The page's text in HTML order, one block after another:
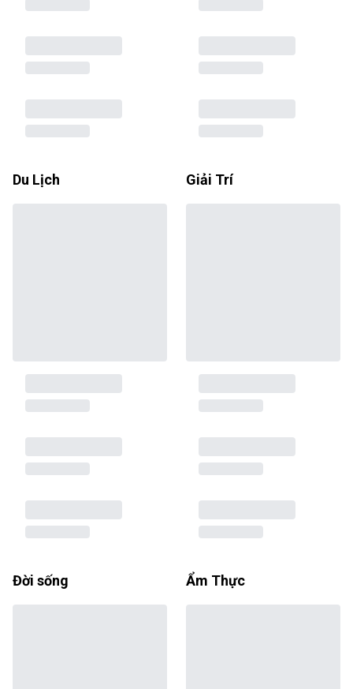
Du Lịch Giải Trí
Đời sống Ẩm Thực